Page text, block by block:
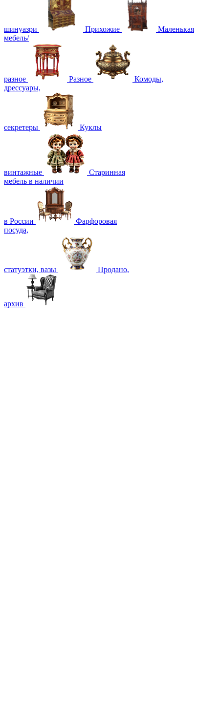
шинуазри Прихожие
Маленькая
мебель/
разное Разное
Комоды,
дрессуары,
секретеры Куклы
винтажные
Старинная
мебель в наличии
в России
Фарфоровая
посуда,
статуэтки, вазы Продано,
архив